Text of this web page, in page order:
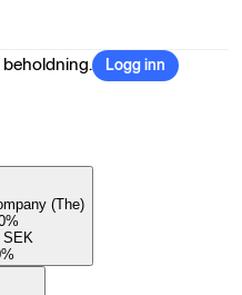
Logg inn
(The)
%
SEK
%